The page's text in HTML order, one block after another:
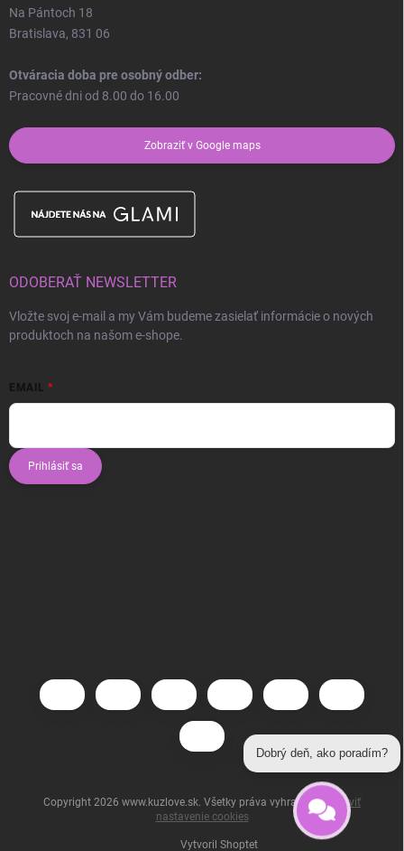
Na Pántoch 18
Bratislava, 831 06
Otváracia doba pre osobný odber:
Pracovné dni od 8.00 do 16.00
Zobraziť v Google maps
ODOBERAŤ NEWSLETTER
Vložte svoj e-mail a my Vám budeme zasielať informácie o nových
produktoch na našom e-shope.
EMAIL
Prihlásiť sa
Vytvoril Shoptet
Copyright 2026 www.kuzlove.sk. Všetky práva vyhradené.Upraviť
nastavenie cookies
Dobrý deň, ako poradím?